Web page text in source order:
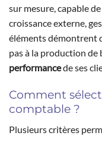
sur mesure, capable
croissance externe,
éléments démontrent
pas à la production de
performancede ses
Comment
comptable ?
Plusieurs critères